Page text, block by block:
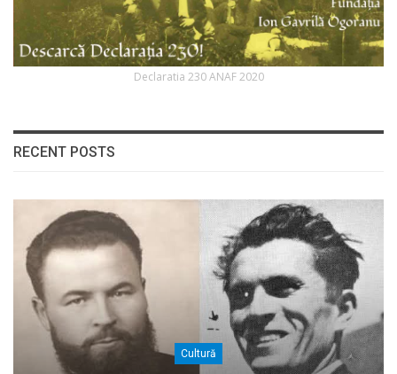
Declaratia 230 ANAF 2020
RECENT POSTS
Cultură